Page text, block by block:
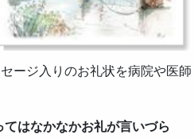
ージ入りのお礼状を病院や医師
てはなかなかお礼が言いづら